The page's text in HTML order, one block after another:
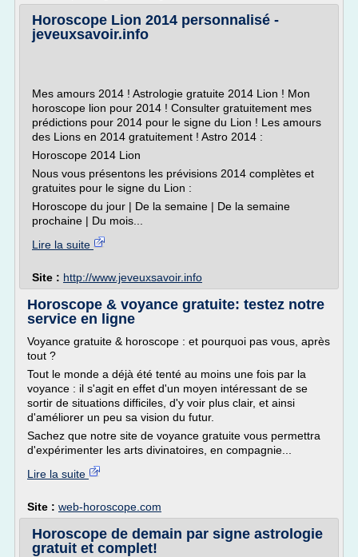
Horoscope Lion 2014 personnalisé -
jeveuxsavoir.info
Mes amours 2014 ! Astrologie gratuite 2014 Lion ! Mon
horoscope lion pour 2014 ! Consulter gratuitement mes
prédictions pour 2014 pour le signe du Lion ! Les amours
des Lions en 2014 gratuitement ! Astro 2014 :
Horoscope 2014 Lion
Nous vous présentons les prévisions 2014 complètes et
gratuites pour le signe du Lion :
Horoscope du jour | De la semaine | De la semaine
prochaine | Du mois...
Lire la suite
Site : http://www.jeveuxsavoir.info
Horoscope & voyance gratuite: testez notre
service en ligne
Voyance gratuite & horoscope : et pourquoi pas vous, après
tout ?
Tout le monde a déjà été tenté au moins une fois par la
voyance : il s'agit en effet d'un moyen intéressant de se
sortir de situations difficiles, d'y voir plus clair, et ainsi
d'améliorer un peu sa vision du futur.
Sachez que notre site de voyance gratuite vous permettra
d'expérimenter les arts divinatoires, en compagnie...
Lire la suite
Site : web-horoscope.com
Horoscope de demain par signe astrologie
gratuit et complet!